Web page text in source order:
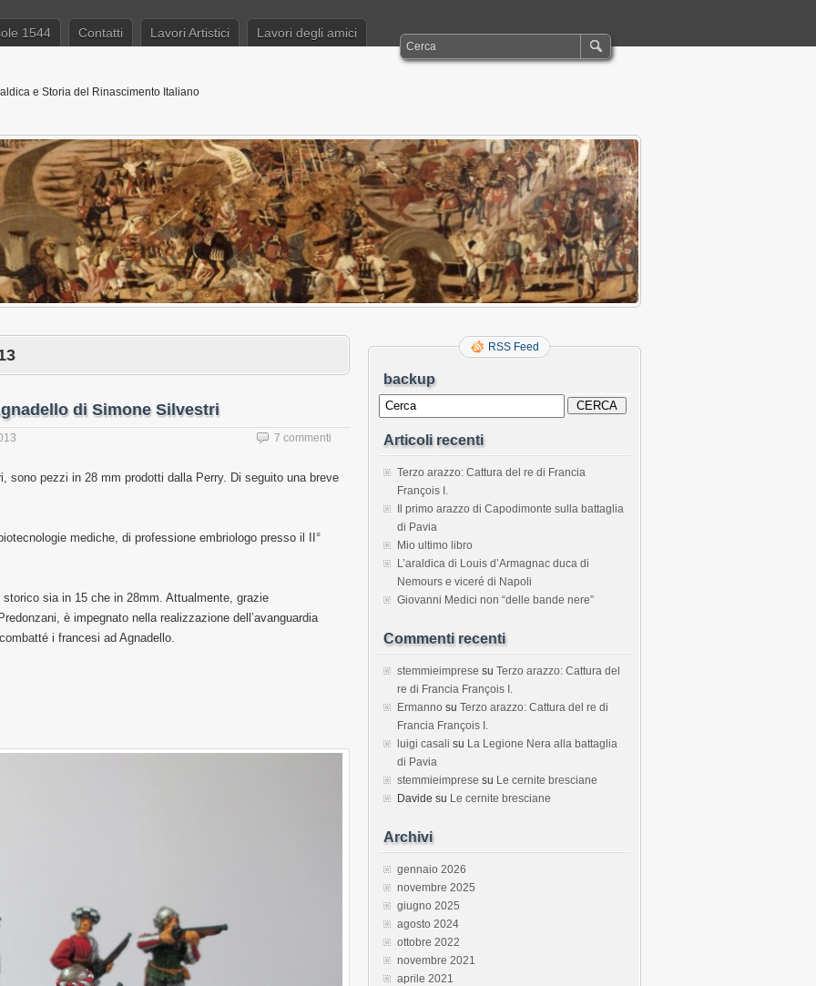
1544 Contatti Lavori Artistici Lavori degli amici
e Storia del Rinascimento Italiano
di Simone Silvestri
7 commenti
sono pezzi in 28 mm prodotti dalla Perry. Di seguito una breve
mediche, di professione embriologo presso il II°
sia in 15 che in 28mm. Attualmente, grazie
è impegnato nella realizzazione dell’avanguardia
i francesi ad Agnadello.
RSS Feed
backup
Articoli recenti
Terzo arazzo: Cattura del re di Francia
François I.
Il primo arazzo di Capodimonte sulla battaglia
di Pavia
Mio ultimo libro
L’araldica di Louis d’Armagnac duca di
Nemours e viceré di Napoli
Giovanni Medici non “delle bande nere”
Commenti recenti
stemmieimprese su Terzo arazzo: Cattura del
re di Francia François I.
Ermanno su Terzo arazzo: Cattura del re di
Francia François I.
luigi casali su La Legione Nera alla battaglia
di Pavia
stemmieimprese su Le cernite bresciane
Davide su Le cernite bresciane
Archivi
gennaio 2026
novembre 2025
giugno 2025
agosto 2024
ottobre 2022
novembre 2021
aprile 2021